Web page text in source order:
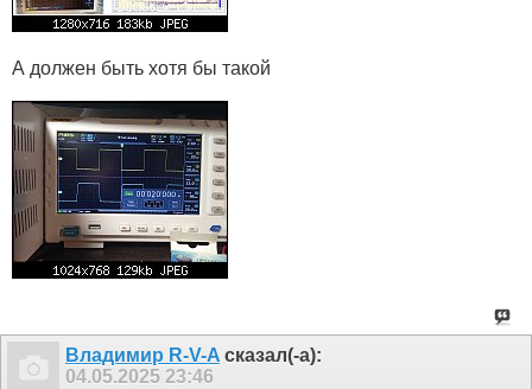
А должен быть хотя бы такой
Владимир R-V-A сказал(-а):
04.05.2025 23:46